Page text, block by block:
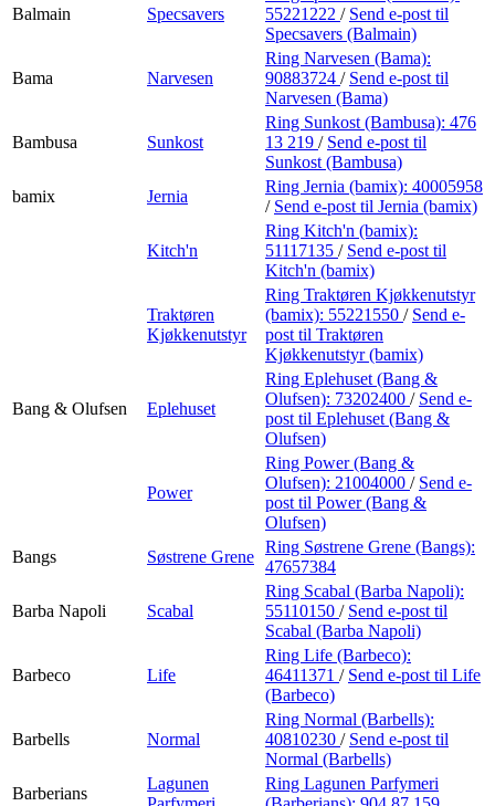
Balmain Specsavers
55221222 / Send e-post til
Specsavers (Balmain)
Bama Narvesen
Ring Narvesen (Bama):
90883724 / Send e-post til
Narvesen (Bama)
Bambusa Sunkost
Ring Sunkost (Bambusa): 476
13 219 / Send e-post til
Sunkost (Bambusa)
bamix
Jernia
Ring Jernia (bamix): 40005958
/ Send e-post til Jernia (bamix)
Kitch'n
Ring Kitch'n (bamix):
51117135 / Send e-post til
Kitch'n (bamix)
Traktøren
Kjøkkenutstyr
Ring Traktøren Kjøkkenutstyr
(bamix): 55221550 / Send e-
post til Traktøren
Kjøkkenutstyr (bamix)
Bang & Olufsen Eplehuset
Ring Eplehuset (Bang &
Olufsen): 73202400 / Send e-
post til Eplehuset (Bang &
Olufsen)
Power
Ring Power (Bang &
Olufsen): 21004000 / Send e-
post til Power (Bang &
Olufsen)
Bangs
Søstrene Grene
Ring Søstrene Grene (Bangs):
47657384
Barba Napoli Scabal
Ring Scabal (Barba Napoli):
55110150 / Send e-post til
Scabal (Barba Napoli)
Barbeco Life
Ring Life (Barbeco):
46411371 / Send e-post til Life
(Barbeco)
Barbells Normal
Ring Normal (Barbells):
40810230 / Send e-post til
Normal (Barbells)
Barberians
Lagunen
Ring Lagunen Parfymeri